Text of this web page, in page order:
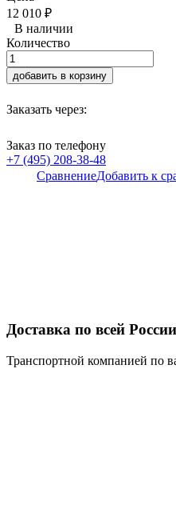
12 010 ₽
В наличии
Количество
добавить в корзину
Заказать через:
Заказ по телефону
+7 (495) 208-38-48
СравнениеДобавить к
Доставка по всей России
Транспортной компанией по